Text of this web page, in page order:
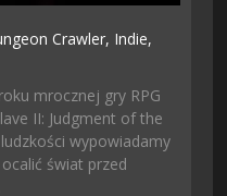
Crawler, Indie,
mrocznej gry RPG
II: Judgment of the
wypowiadamy
świat przed